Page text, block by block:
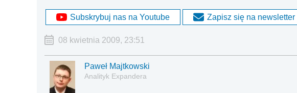
Subskrybuj nas na Youtube Zapisz się na newsletter
08 kwietnia 2009, 23:51
Paweł Majtkowski
Analityk Expandera